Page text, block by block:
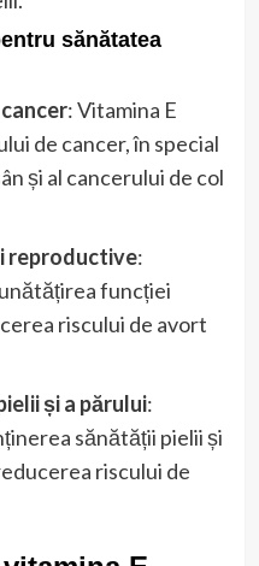
sănătatea
: Vitamina E
de cancer, în special
și al cancerului de col
reproductive:
funcției
riscului de avort
și a părului:
sănătății pielii și
riscului de